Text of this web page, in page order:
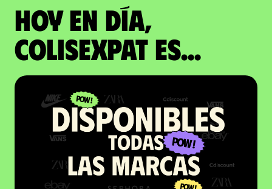
Hoy en día,
ColisExpat es...